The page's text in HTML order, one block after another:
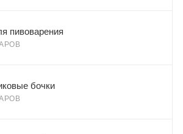
пивоварения
бочки